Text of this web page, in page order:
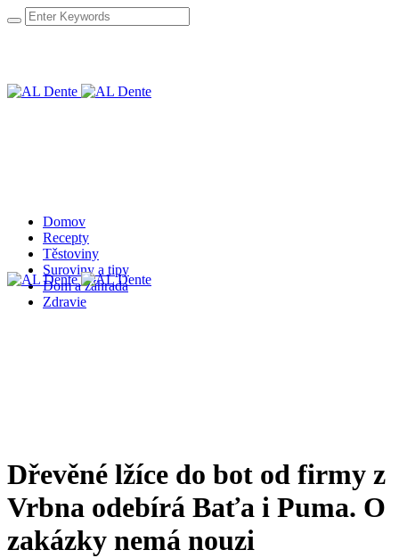
Domov
Recepty
Těstoviny
Suroviny a tipy
Dom a záhrada
Zdravie
Dřevěné lžíce do bot od firmy z
Vrbna odebírá Baťa i Puma. O
zakázky nemá nouzi